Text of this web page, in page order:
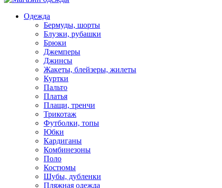
Одежда
Бермуды, шорты
Блузки, рубашки
Брюки
Джемперы
Джинсы
Жакеты, блейзеры, жилеты
Куртки
Пальто
Платья
Плащи, тренчи
Трикотаж
Футболки, топы
Юбки
Кардиганы
Комбинезоны
Поло
Костюмы
Шубы, дубленки
Пляжная одежда